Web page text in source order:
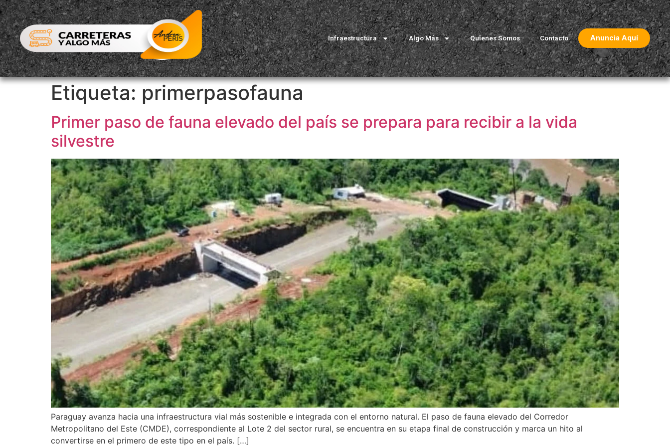
Anuncia Aquí
Infraestructura Algo Más Quienes Somos Contacto
Etiqueta: primerpasofauna
Primer paso de fauna elevado del país se prepara para recibir a la vida
silvestre
Paraguay avanza hacia una infraestructura vial más sostenible e integrada con el entorno natural. El paso de fauna elevado del Corredor
Metropolitano del Este (CMDE), correspondiente al Lote 2 del sector rural, se encuentra en su etapa final de construcción y marca un hito al
convertirse en el primero de este tipo en el país. […]